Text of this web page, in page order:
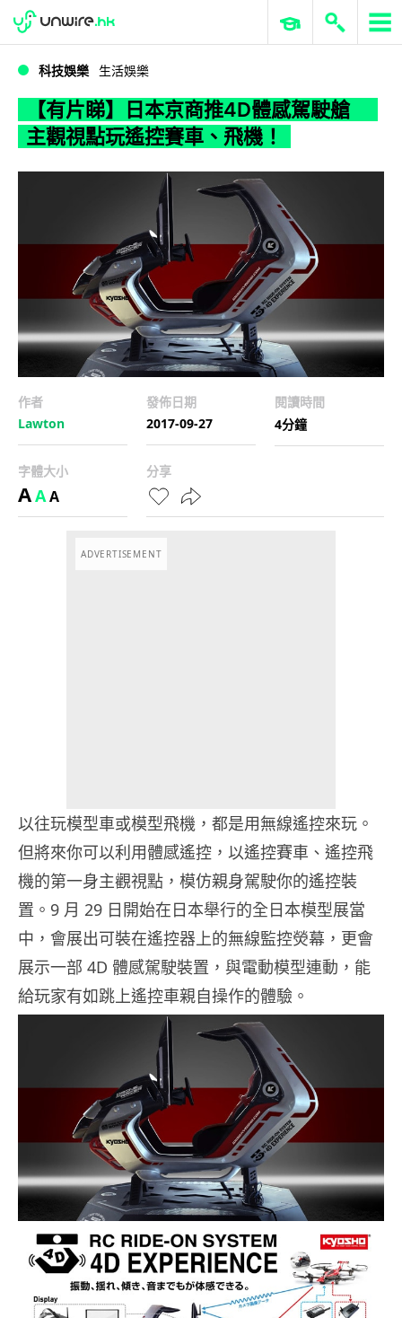
WWDC 2026 ERP 與商業 AI
科技娛樂 生活娛樂
【有片睇】日本京商推4D體感駕駛艙
主觀視點玩遙控賽車、飛機！
作者
Lawton
發佈日期
2017-09-27
閱讀時間
4分鐘
字體大小
AAA
分享
ADVERTISEMENT
以往玩模型車或模型飛機，都是用無線遙控來玩。
但將來你可以利用體感遙控，以遙控賽車、遙控飛
機的第一身主觀視點，模仿親身駕駛你的遙控裝
置。9 月 29 日開始在日本舉行的全日本模型展當
中，會展出可裝在遙控器上的無線監控熒幕，更會
展示一部 4D 體感駕駛裝置，與電動模型連動，能
給玩家有如跳上遙控車親自操作的體驗。